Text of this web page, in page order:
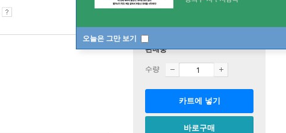
오늘은 그만 보기
판매중
수량
카트에 넣기
바로구매